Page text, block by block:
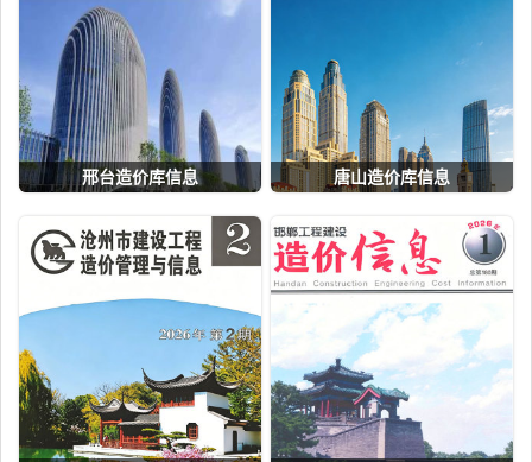
邢台造价库信息 唐山造价库信息